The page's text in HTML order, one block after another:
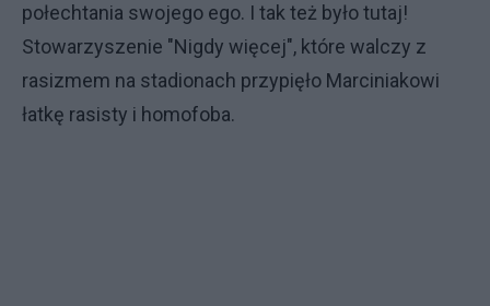
połechtania swojego ego. I tak też było tutaj!
Stowarzyszenie "Nigdy więcej", które walczy z
rasizmem na stadionach przypięło Marciniakowi
łatkę rasisty i homofoba.